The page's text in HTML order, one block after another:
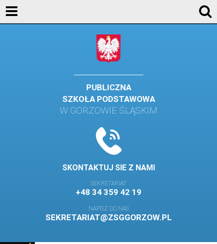
PUBLICZNA
SZKOŁA PODSTAWOWA
W GORZOWIE ŚLĄSKIM
SKONTAKTUJ SIE Z NAMI
SEKRETARIAT
+48 34 359 42 19
NAPISZ DO NAS
SEKRETARIAT@ZSGGORZOW.PL